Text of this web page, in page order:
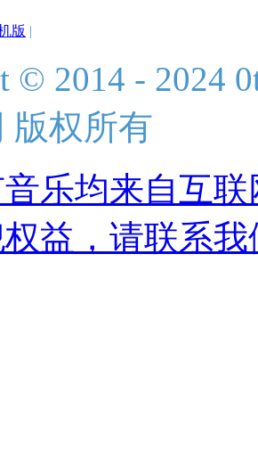
版 |
© 2014 - 2024
版权所有
乐均来自互
益，请联系